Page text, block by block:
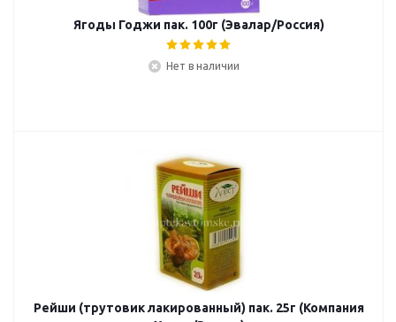
Ягоды Годжи пак. 100г (Эвалар/Россия)
Нет в наличии
Рейши (трутовик лакированный) пак. 25г (Компания